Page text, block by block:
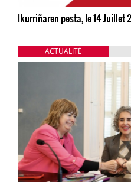
Ikurriñaren pesta, le 14 Juillet
ACTUALITÉ